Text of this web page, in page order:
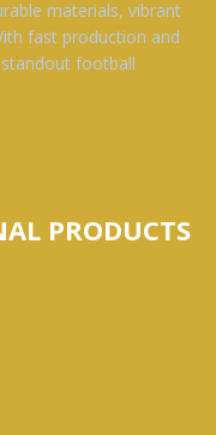
materials, vibrant
fast production and
football
PRODUCTS